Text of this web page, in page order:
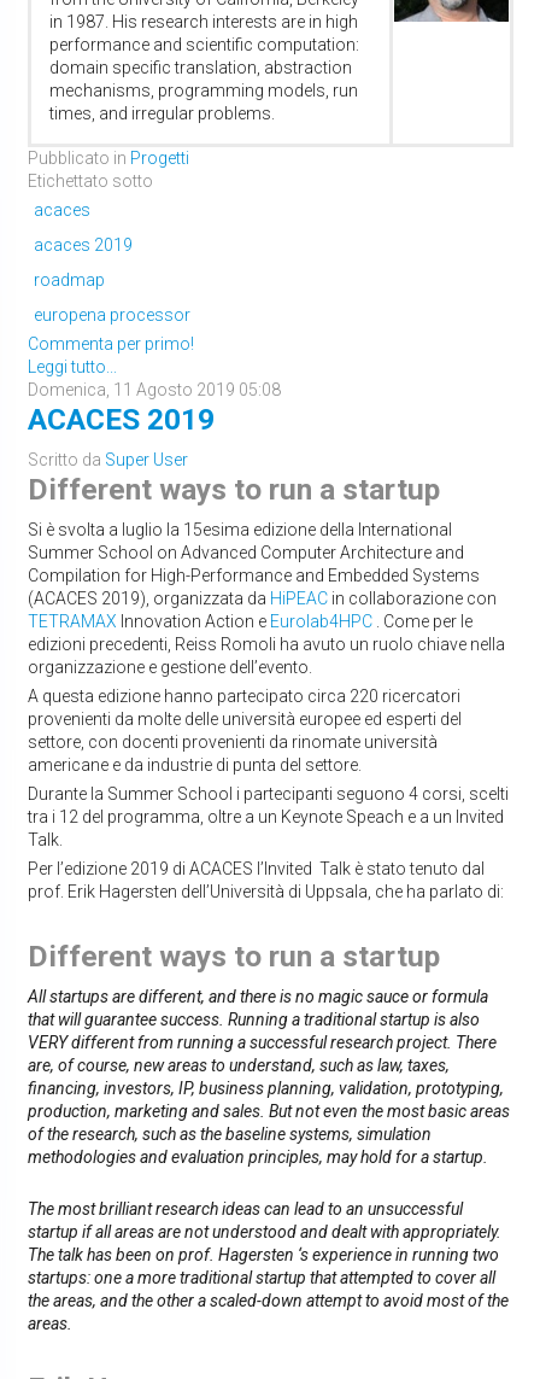
in 1987. His research interests are in high
performance and scientific computation:
domain specific translation, abstraction
mechanisms, programming models, run
times, and irregular problems.
Pubblicato in Progetti
Etichettato sotto
acaces
acaces 2019
roadmap
europena processor
Commenta per primo!
Leggi tutto...
Domenica, 11 Agosto 2019 05:08
ACACES 2019
Scritto da Super User
Different ways to run a startup
Si è svolta a luglio la 15esima edizione della International
Summer School on Advanced Computer Architecture and
Compilation for High-Performance and Embedded Systems
(ACACES 2019), organizzata da HiPEACin collaborazione con
TETRAMAX Innovation Action e Eurolab4HPC. Come per le
edizioni precedenti, Reiss Romoli ha avuto un ruolo chiave nella
organizzazione e gestione dell’evento.
A questa edizione hanno partecipato circa 220 ricercatori
provenienti da molte delle università europee ed esperti del
settore, con docenti provenienti da rinomate università
americane e da industrie di punta del settore.
Durante la Summer School i partecipanti seguono 4 corsi, scelti
tra i 12 del programma, oltre a un Keynote Speach e a un Invited
Talk.
Per l’edizione 2019 di ACACES l’Invited Talk è stato tenuto dal
prof. Erik Hagersten dell’Università di Uppsala, che ha parlato di:
Different ways to run a startup
All startups are different, and there is no magic sauce or formula
that will guarantee success. Running a traditional startup is also
VERY different from running a successful research project. There
are, of course, new areas to understand, such as law, taxes,
financing, investors, IP, business planning, validation, prototyping,
production, marketing and sales. But not even the most basic areas
of the research, such as the baseline systems, simulation
methodologies and evaluation principles, may hold for a startup.
The most brilliant research ideas can lead to an unsuccessful
startup if all areas are not understood and dealt with appropriately.
The talk has been on prof. Hagersten ‘s experience in running two
startups: one a more traditional startup that attempted to cover all
the areas, and the other a scaled-down attempt to avoid most of the
areas.